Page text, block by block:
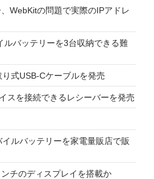
WebKitの問題で実際のIPアドレ
ルバッテリーを3台収納できる難
式USB-Cケーブルを発売
スを接続できるレシーバーを発売
ルバッテリーを家電量販店で販
チのディスプレイを搭載か